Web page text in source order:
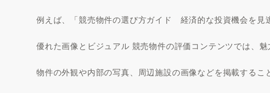
例えば、「競売物件の選び方ガイド 経済的な投資機会を見
優れた画像とビジュアル 競売物件の評価コンテンツでは、
物件の外観や内部の写真、周辺施設の画像などを掲載するこ